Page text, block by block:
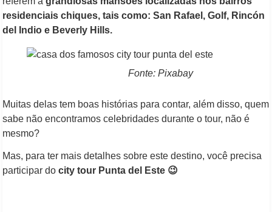
residenciais chiques, tais como: San Rafael, Golf, Rincón
del Indio e Beverly Hills.
Fonte: Pixabay
Muitas delas tem boas histórias para contar, além disso, quem
sabe não encontramos celebridades durante o tour, não é
mesmo?
Mas, para ter mais detalhes sobre este destino, você precisa
participar do city tour Punta del Este 😉